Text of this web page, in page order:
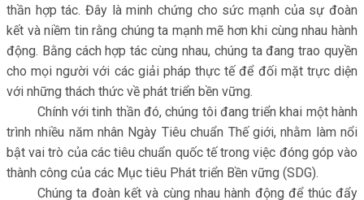
thần hợp tác. Đây là minh chứng cho sức mạnh của sự đoàn
kết và niềm tin rằng chúng ta mạnh mẽ hơn khi cùng nhau hành
động. Bằng cách hợp tác cùng nhau, chúng ta đang trao quyền
cho mọi người với các giải pháp thực tế để đối mặt trực diện
với những thách thức về phát triển bền vững.
Chính với tinh thần đó, chúng tôi đang triển khai một hành
trình nhiều năm nhân Ngày Tiêu chuẩn Thế giới, nhằm làm nổi
bật vai trò của các tiêu chuẩn quốc tế trong việc đóng góp vào
thành công của các Mục tiêu Phát triển Bền vững (SDG).
Chúng ta đoàn kết và cùng nhau hành động để thúc đẩy